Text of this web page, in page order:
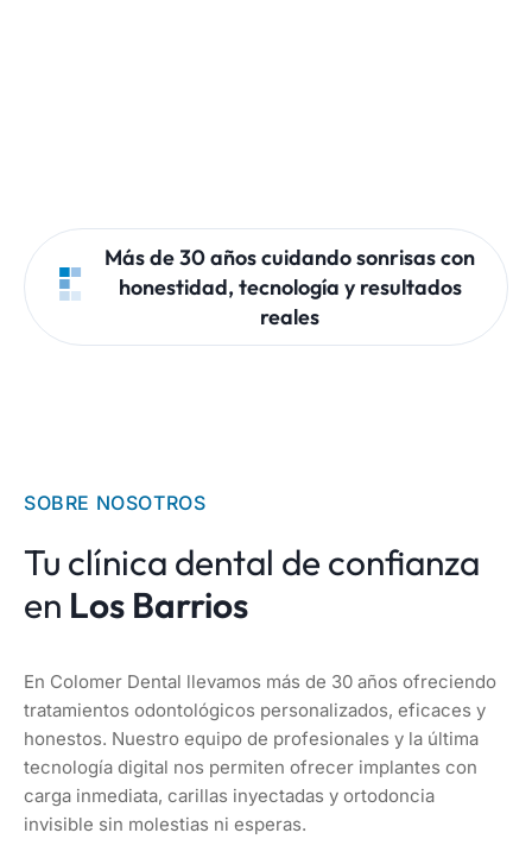
Más de 30 años cuidando sonrisas con
honestidad, tecnología y resultados
reales
SOBRE NOSOTROS
Tu clínica dental de confianza
en Los Barrios
En Colomer Dental llevamos más de 30 años ofreciendo
tratamientos odontológicos personalizados, eficaces y
honestos. Nuestro equipo de profesionales y la última
tecnología digital nos permiten ofrecer implantes con
carga inmediata, carillas inyectadas y ortodoncia
invisible sin molestias ni esperas.